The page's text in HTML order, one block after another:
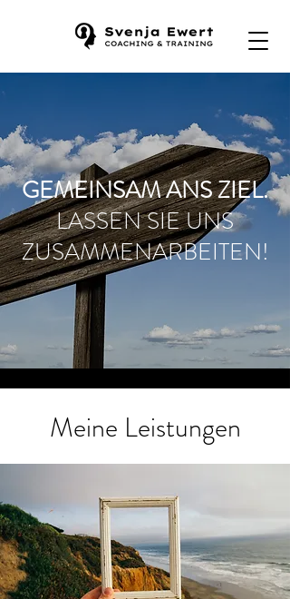
GEMEINSAM ANS ZIEL.
LASSEN SIE UNS
ZUSAMMENARBEITEN!
Meine Leistungen